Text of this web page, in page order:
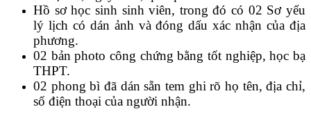
Hồ sơ học sinh sinh viên, trong đó có 02 Sơ yếu
lý lịch có dán ảnh và đóng dấu xác nhận của địa
phương.
02 bản photo công chứng bằng tốt nghiệp, học bạ
THPT.
02 phong bì đã dán sẵn tem ghi rõ họ tên, địa chỉ,
số điện thoại của người nhận.